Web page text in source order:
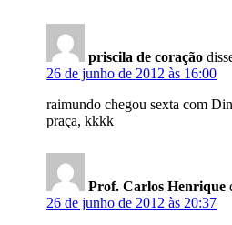
priscila de coração
26 de junho de 2012 às 16:00
raimundo chegou sexta com
praça, kkkk
Prof. Carlos Henrique
26 de junho de 2012 às 20:37